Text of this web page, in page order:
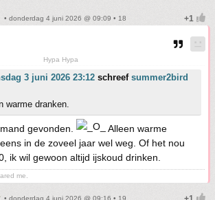
• donderdag 4 juni 2026 @ 09:09 • 18
Hypa Hypa
3 juni 2026 23:12 schreef summer2bird
warme dranken.
gevonden.
Alleen warme
in de zoveel jaar wel weg. Of het nou
ik wil gewoon altijd ijskoud drinken.
me.
• donderdag 4 juni 2026 @ 09:16 • 19